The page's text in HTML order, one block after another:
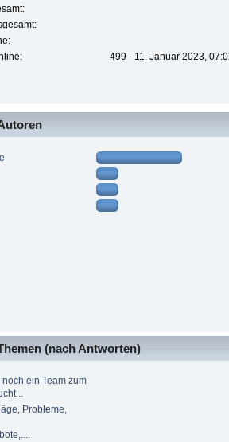
499 - 11. Januar 2023,
(nach Antworten)
ein Team zum
Probleme,